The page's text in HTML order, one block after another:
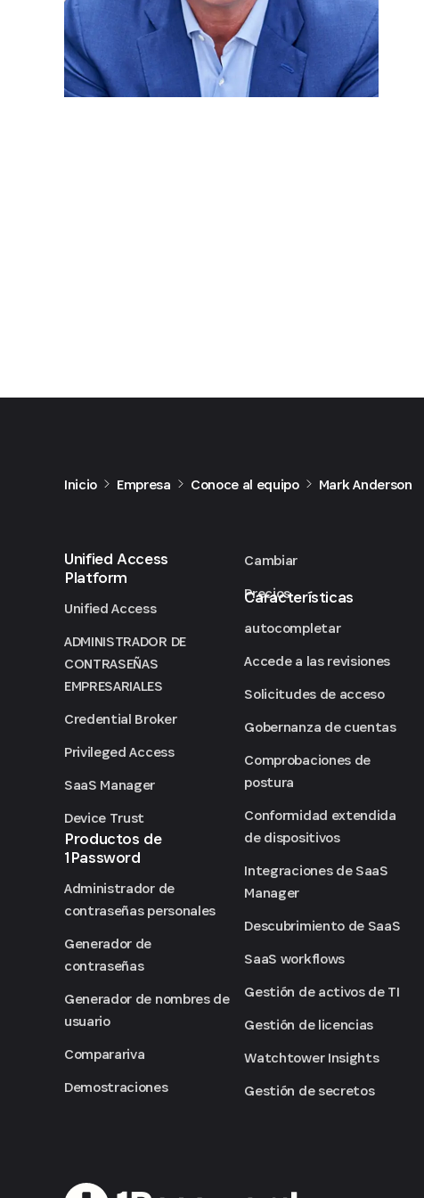
Inicio Empresa Conoce al equipo Mark Anderson
Unified Access
Platform
Unified Access
ADMINISTRADOR DE
CONTRASEÑAS
EMPRESARIALES
Credential Broker
Privileged Access
SaaS Manager
Device Trust
Productos de
1Password
Administrador de
contraseñas personales
Generador de
contraseñas
Generador de nombres de
usuario
Comparariva
Demostraciones
Cambiar
Precios
Características
autocompletar
Accede a las revisiones
Solicitudes de acceso
Gobernanza de cuentas
Comprobaciones de
postura
Conformidad extendida
de dispositivos
Integraciones de SaaS
Manager
Descubrimiento de SaaS
SaaS workflows
Gestión de activos de TI
Gestión de licencias
Watchtower Insights
Gestión de secretos